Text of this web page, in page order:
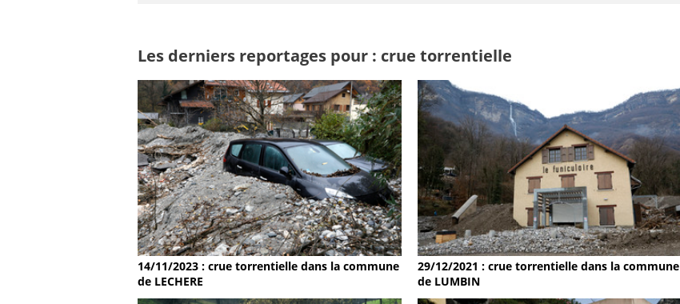
Les derniers reportages pour : crue torrentielle
14/11/2023 : crue torrentielle dans la commune
de LECHERE
29/12/2021 : crue torrentielle dans la commune
de LUMBIN